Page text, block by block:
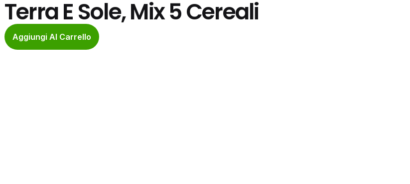
Terra E Sole, Mix 5 Cereali
Aggiungi Al Carrello